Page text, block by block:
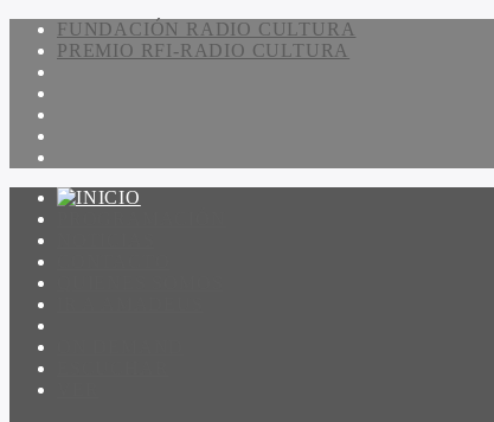
FUNDACIÓN RADIO CULTURA
PREMIO RFI-RADIO CULTURA